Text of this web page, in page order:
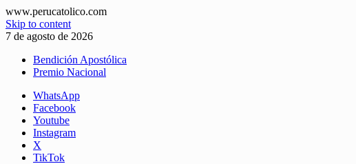
www.perucatolico.com
Skip to content
7 de agosto de 2026
Bendición Apostólica
Premio Nacional
WhatsApp
Facebook
Youtube
Instagram
X
TikTok